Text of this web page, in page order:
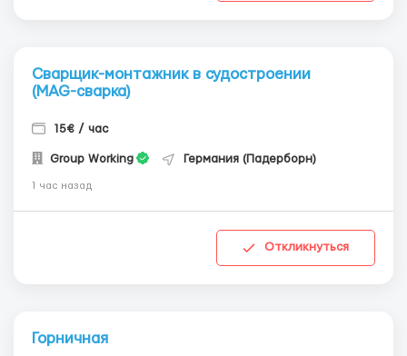
Сварщик-монтажник в судостроении
(MAG-сварка)
15€ / час
Group Working Германия (Падерборн)
1 час назад
Откликнуться
Горничная